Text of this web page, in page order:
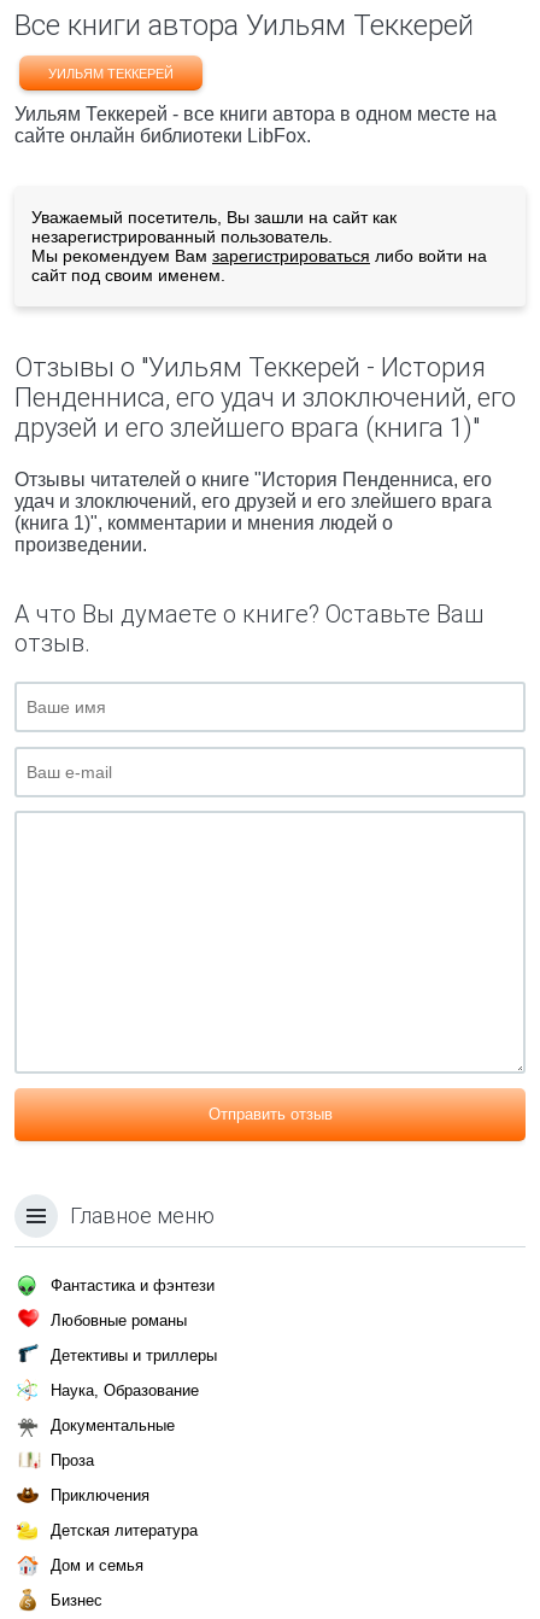
Все книги автора Уильям Теккерей
УИЛЬЯМ ТЕККЕРЕЙ
Уильям Теккерей - все книги автора в одном месте на
сайте онлайн библиотеки LibFox.
Уважаемый посетитель, Вы зашли на сайт как
незарегистрированный пользователь.
Мы рекомендуем Вам зарегистрироваться либо войти на
сайт под своим именем.
Отзывы о "Уильям Теккерей - История
Пенденниса, его удач и злоключений, его
друзей и его злейшего врага (книга 1)"
Отзывы читателей о книге "История Пенденниса, его
удач и злоключений, его друзей и его злейшего врага
(книга 1)", комментарии и мнения людей о
произведении.
А что Вы думаете о книге? Оставьте Ваш
отзыв.
Отправить отзыв
Главное меню
Фантастика и фэнтези
Любовные романы
Детективы и триллеры
Наука, Образование
Документальные
Проза
Приключения
Детская литература
Дом и семья
Бизнес